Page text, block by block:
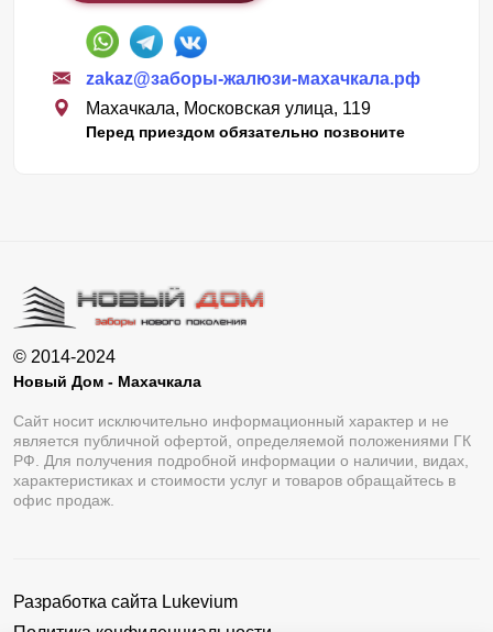
zakaz@заборы-жалюзи-махачкала.рф
Махачкала, Московская улица, 119
Перед приездом обязательно позвоните
© 2014-2024
Новый Дом - Махачкала
Сайт носит исключительно информационный характер и не
является публичной офертой, определяемой положениями ГК
РФ. Для получения подробной информации о наличии, видах,
характеристиках и стоимости услуг и товаров обращайтесь в
офис продаж.
Разработка сайта Lukevium